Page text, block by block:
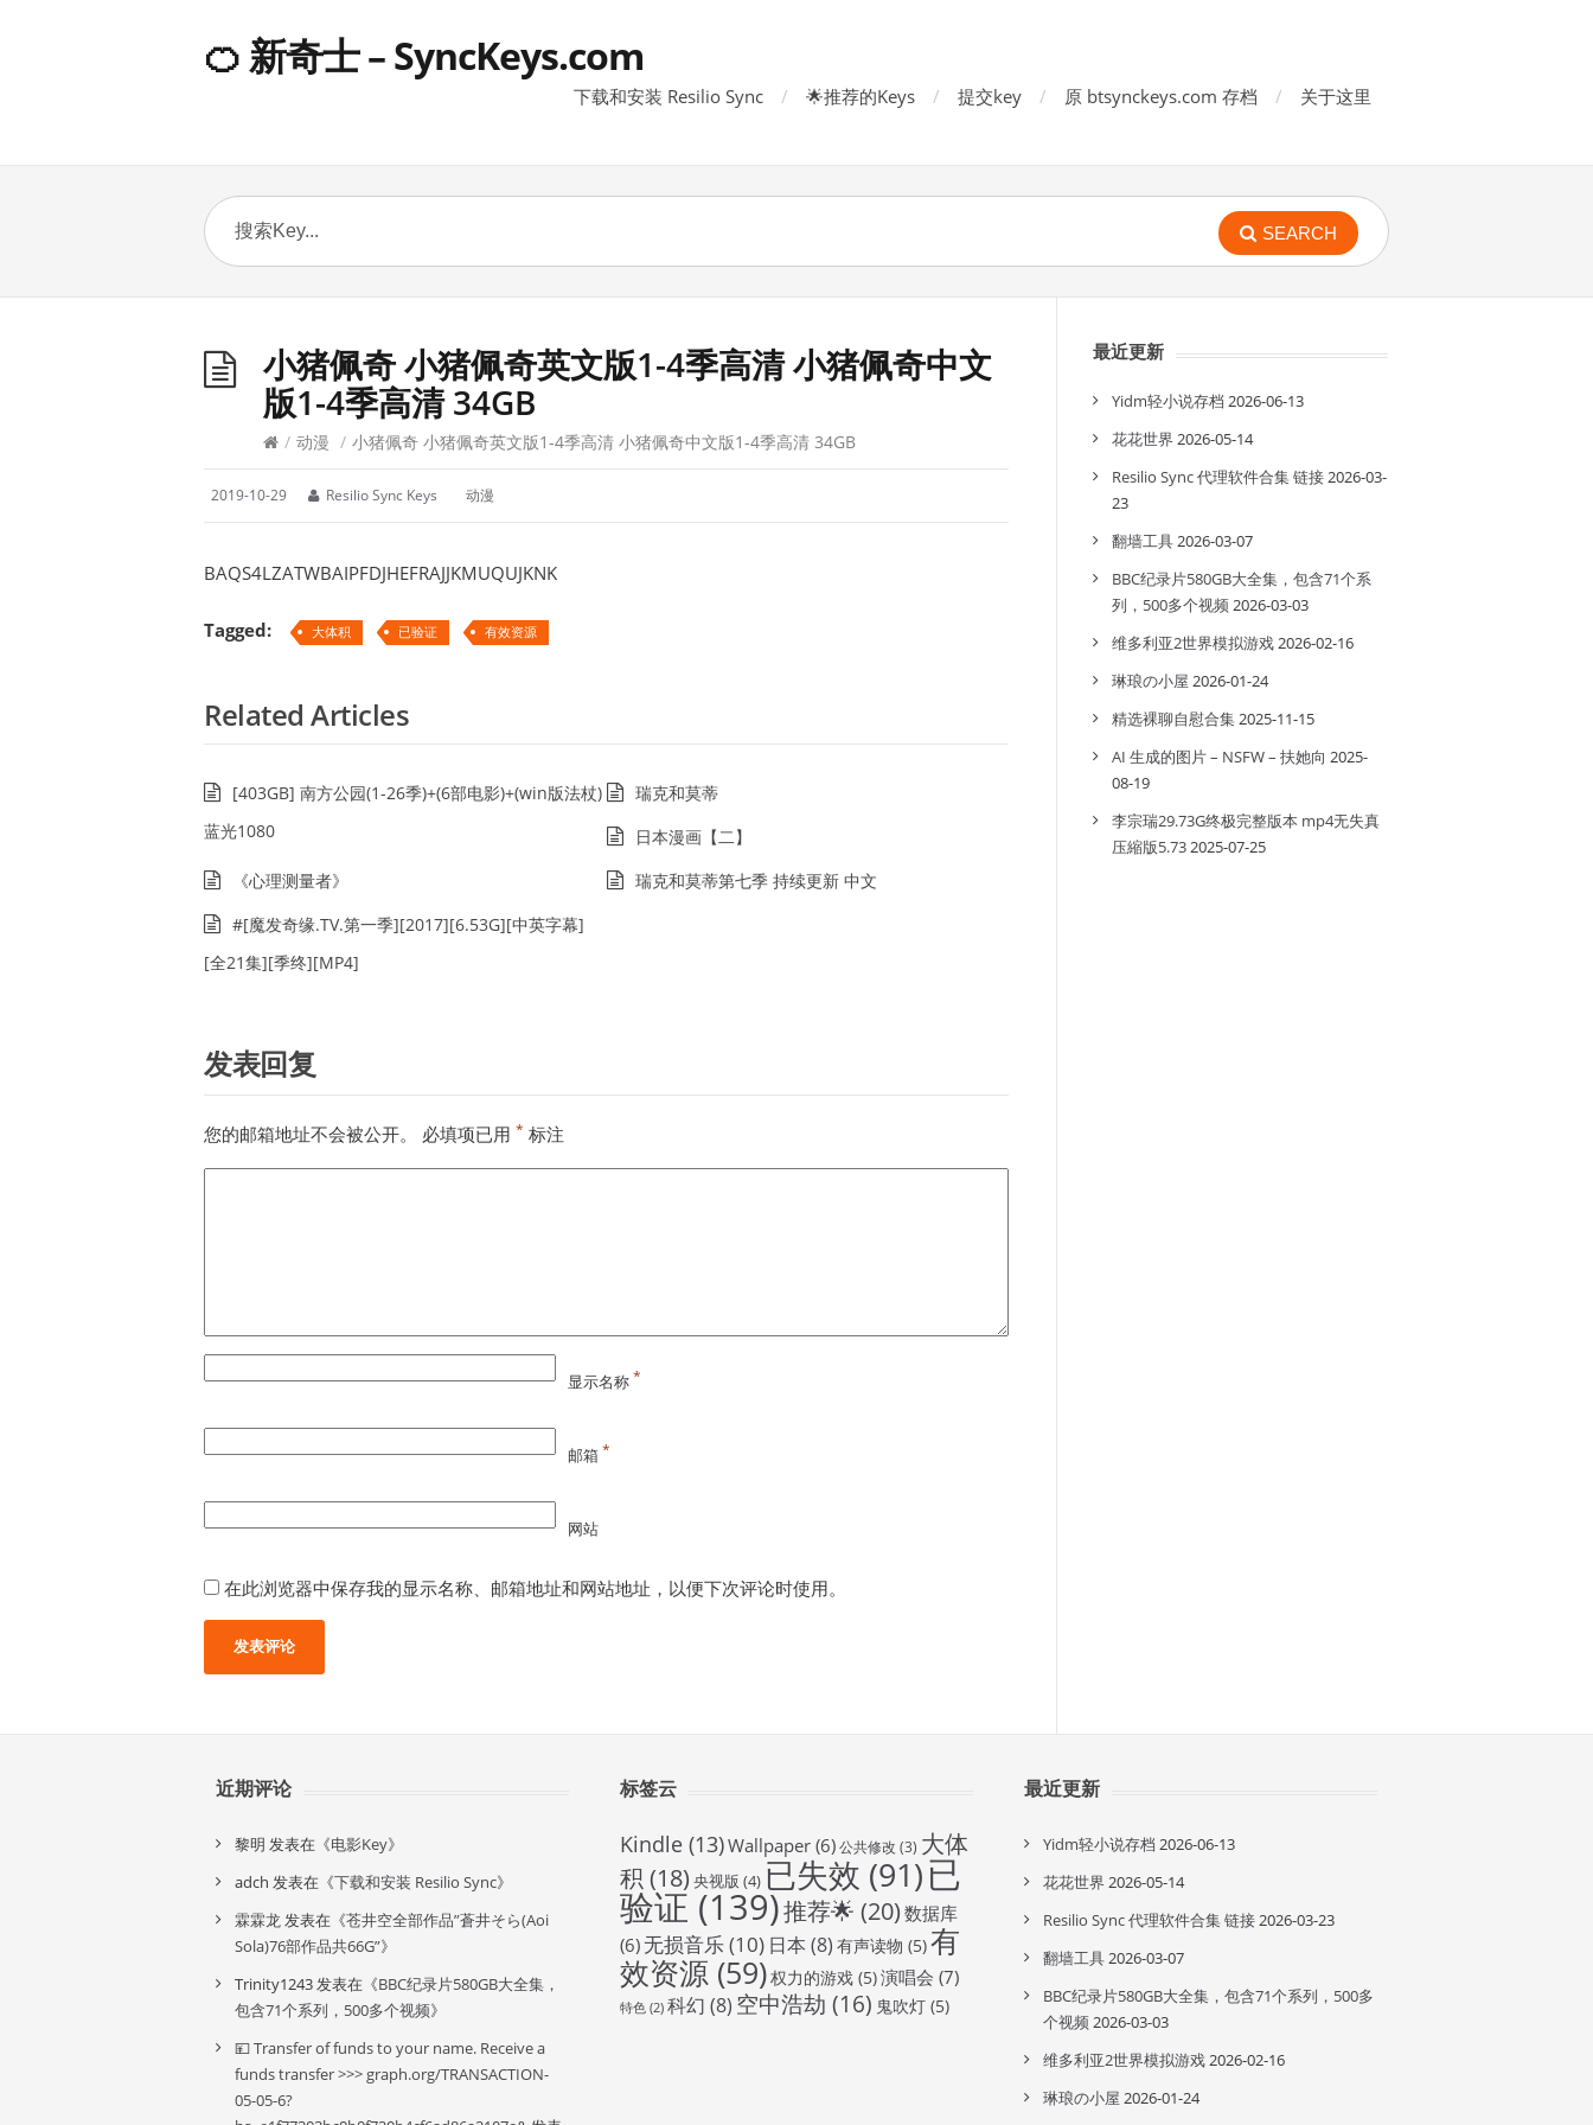
🍊 新奇士 – SyncKeys.com
下载和安装 Resilio Sync 🌟推荐的Keys 提交key 原 btsynckeys.com 存档 关于这里
SEARCH
小猪佩奇 小猪佩奇英文版1-4季高清 小猪佩奇中文
版1-4季高清 34GB
/ 动漫 / 小猪佩奇 小猪佩奇英文版1-4季高清 小猪佩奇中文版1-4季高清 34GB
2019-10-29 Resilio Sync Keys 动漫
BAQS4LZATWBAIPFDJHEFRAJJKMUQUJKNK
Tagged: 大体积 已验证 有效资源
Related Articles
[403GB] 南方公园(1-26季)+(6部电影)+(win版法杖)
蓝光1080
瑞克和莫蒂
日本漫画【二】
《心理测量者》
瑞克和莫蒂第七季 持续更新 中文
#[魔发奇缘.TV.第一季][2017][6.53G][中英字幕]
[全21集][季终][MP4]
发表回复
您的邮箱地址不会被公开。 必填项已用 * 标注
显示名称*
邮箱*
网站
在此浏览器中保存我的显示名称、邮箱地址和网站地址，以便下次评论时使用。
最近更新
Yidm轻小说存档 2026-06-13
花花世界 2026-05-14
Resilio Sync 代理软件合集 链接2026-03-
23
翻墙工具2026-03-07
BBC纪录片580GB大全集，包含71个系
列，500多个视频2026-03-03
维多利亚2世界模拟游戏2026-02-16
琳琅の小屋 2026-01-24
精选裸聊自慰合集2025-11-15
AI 生成的图片 – NSFW – 扶她向 2025-
08-19
李宗瑞29.73G终极完整版本 mp4无失真
压縮版5.732025-07-25
近期评论
黎明 发表在《电影Key》
adch 发表在《下载和安装 Resilio Sync》
霖霖龙发表在《苍井空全部作品”蒼井そら(Aoi
Sola)76部作品共66G”》
Trinity1243发表在《BBC纪录片580GB大全集，
包含71个系列，500多个视频》
💴 Transfer of funds to your name. Receive a
funds transfer >>> graph.org/TRANSACTION-
05-05-6?
标签云
Kindle (13)Wallpaper (6)公共修改 (3) 大体
积 (18) 央视版 (4) 已失效 (91)已
验证 (139)推荐🌟 (20) 数据库
(6) 无损音乐(10) 日本 (8) 有声读物 (5)有
效资源 (59)权力的游戏 (5)演唱会 (7)
特色 (2) 科幻 (8) 空中浩劫 (16) 鬼吹灯 (5)
最近更新
Yidm轻小说存档 2026-06-13
花花世界 2026-05-14
Resilio Sync 代理软件合集 链接2026-03-23
翻墙工具2026-03-07
BBC纪录片580GB大全集，包含71个系列，500多
个视频2026-03-03
维多利亚2世界模拟游戏2026-02-16
琳琅の小屋 2026-01-24